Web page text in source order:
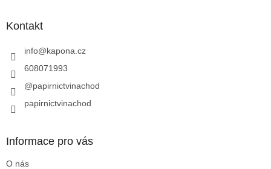
Kontakt
info@kapona.cz
608071993
@papirnictvinachod
papirnictvinachod
Informace pro vás
O nás